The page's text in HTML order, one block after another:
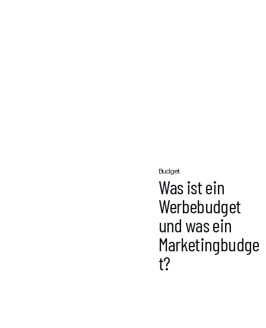
Budget
Was ist ein
Werbebudget
und was ein
Marketingbudge
t?